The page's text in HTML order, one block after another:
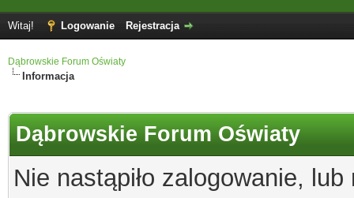
Witaj! Logowanie Rejestracja
Dąbrowskie Forum Oświaty
Informacja
Dąbrowskie Forum Oświaty
Nie nastąpiło zalogowanie,